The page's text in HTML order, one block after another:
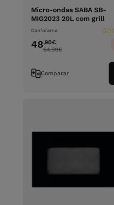
Micro-ondas SABA SB-
MIG2023 20L com grill
Conforama
48,90€
64.99€
Comparar